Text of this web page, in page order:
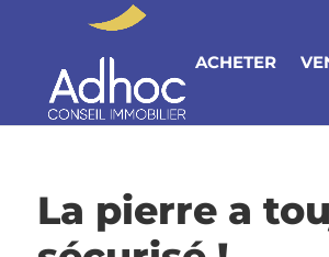
ACHETER
La pierre a